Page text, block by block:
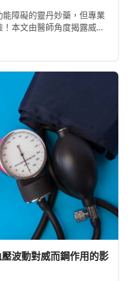
障礙的靈丹妙藥，但專業
本文由醫師角度揭露威而
波動對威而鋼作用的影